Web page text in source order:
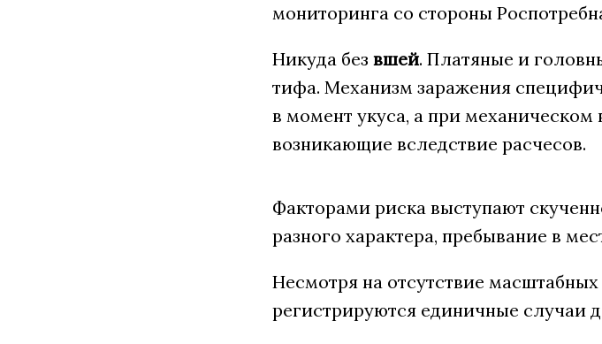
мониторинга со стороны
Никуда без вшей. Платяные и
тифа. Механизм заражения
в момент укуса, а при
возникающие вследствие расчесов.
Факторами риска выступают
разного характера, пребывание в
Несмотря на отсутствие
регистрируются единичные случаи